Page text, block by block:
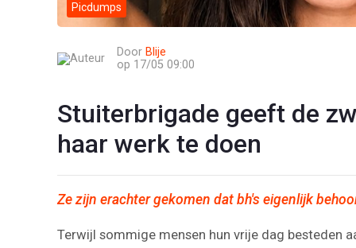
Picdumps
Door Blije
op 17/05 09:00
Stuiterbrigade geeft de
haar werk te doen
Ze zijn erachter gekomen dat bh's eigenlijk
Terwijl sommige mensen hun vrije dag besteden